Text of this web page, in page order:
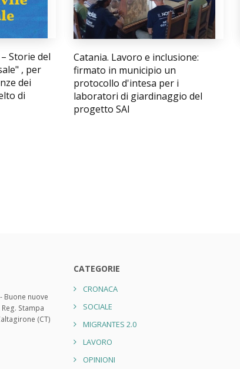
Storie del
, per
dei
di
Catania. Lavoro e inclusione:
firmato in municipio un
protocollo d'intesa per i
laboratori di giardinaggio del
progetto SAI
Buone nuove
Stampa
(CT)
CATEGORIE
CRONACA
SOCIALE
MIGRANTES 2.0
LAVORO
OPINIONI